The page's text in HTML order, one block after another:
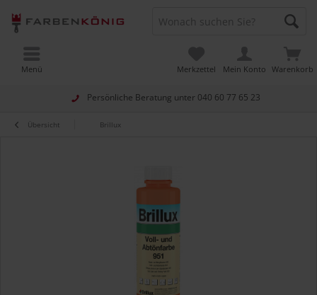
Persönliche Beratung unter 040 60 77 65 23
Warenkorb
Merkzettel Mein Konto
Menü
Übersicht Brillux